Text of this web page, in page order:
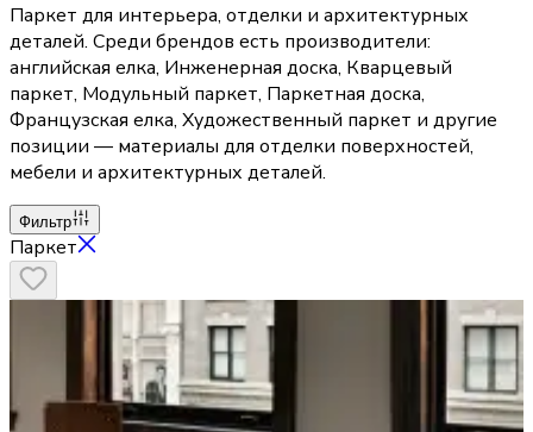
Паркет для интерьера, отделки и архитектурных
деталей. Среди брендов есть производители:
английская елка, Инженерная доска, Кварцевый
паркет, Модульный паркет, Паркетная доска,
Французская елка, Художественный паркет и другие
позиции — материалы для отделки поверхностей,
мебели и архитектурных деталей.
Фильтр
Паркет